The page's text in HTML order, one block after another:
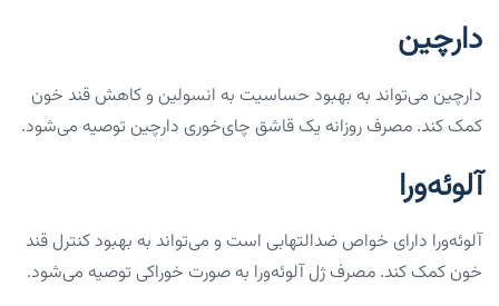
دارچین
دارچین می‌تواند به بهبود حساسیت به انسولین و کاهش قند خون
کمک کند. مصرف روزانه یک قاشق چای‌خوری دارچین توصیه می‌شود.
آلوئه‌ورا
آلوئه‌ورا دارای خواص ضدالتهابی است و می‌تواند به بهبود کنترل قند
خون کمک کند. مصرف ژل آلوئه‌ورا به صورت خوراکی توصیه می‌شود.